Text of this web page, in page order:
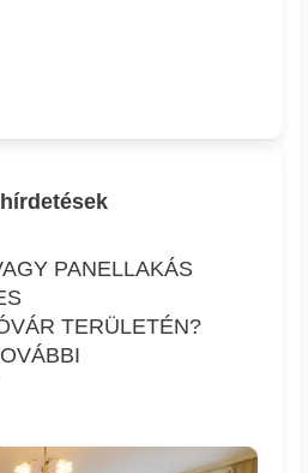
PANELLAKÁS
TERÜLETÉN?